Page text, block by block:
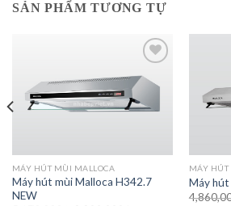
SẢN PHẨM TƯƠNG TỰ
Add to
wishlist
MÁY HÚT MÙI MALLOCA
Máy hút mùi Malloca H342.7
NEW
MÁY
Máy hút